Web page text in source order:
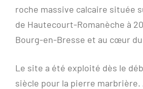
roche massive calcaire située
de Hautecourt-Romanèche à
Bourg-en-Bresse et au cœur
Le site a été exploité dès le
siècle pour la pierre